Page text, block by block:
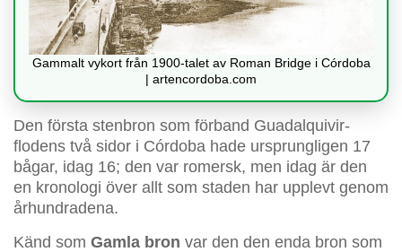
Gammalt vykort från 1900-talet av Roman Bridge i Córdoba
| artencordoba.com
Den första stenbron som förband Guadalquivir-
flodens två sidor i Córdoba hade ursprungligen 17
bågar, idag 16; den var romersk, men idag är den
en kronologi över allt som staden har upplevt genom
århundradena.
Känd som Gamla bron var den den enda bron som